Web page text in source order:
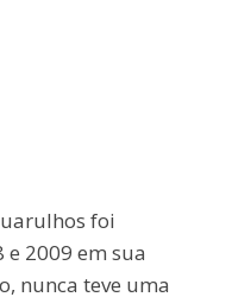
foi
2009 em sua
nunca teve uma